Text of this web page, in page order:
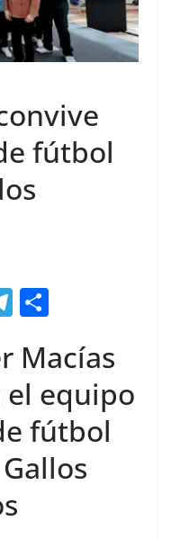
fútbol
T
e
gr
a
m
m
p
ar
tir
Macías
equipo
fútbol